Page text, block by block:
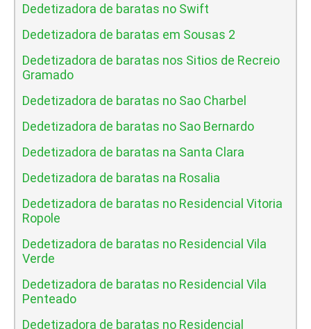
Dedetizadora de baratas no Swift
Dedetizadora de baratas em Sousas 2
Dedetizadora de baratas nos Sitios de Recreio
Gramado
Dedetizadora de baratas no Sao Charbel
Dedetizadora de baratas no Sao Bernardo
Dedetizadora de baratas na Santa Clara
Dedetizadora de baratas na Rosalia
Dedetizadora de baratas no Residencial Vitoria
Ropole
Dedetizadora de baratas no Residencial Vila
Verde
Dedetizadora de baratas no Residencial Vila
Penteado
Dedetizadora de baratas no Residencial